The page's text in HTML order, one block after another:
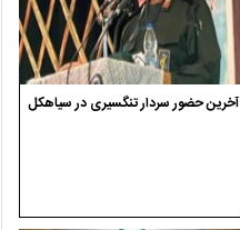
آخرین حضور سردار تنگسیری در سیاهکل